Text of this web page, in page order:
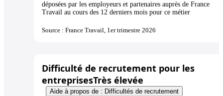
déposées par les employeurs et partenaires auprès de France
Travail au cours des 12 derniers mois pour ce métier
Source : France Travail, 1er trimestre 2026
Difficulté de recrutement pour les
entreprisesTrès élevée
Aide à propos de : Difficultés de recrutement